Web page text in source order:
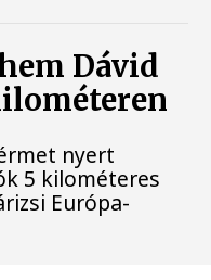
Dávid
nyert
5 kilométeres
Európa-